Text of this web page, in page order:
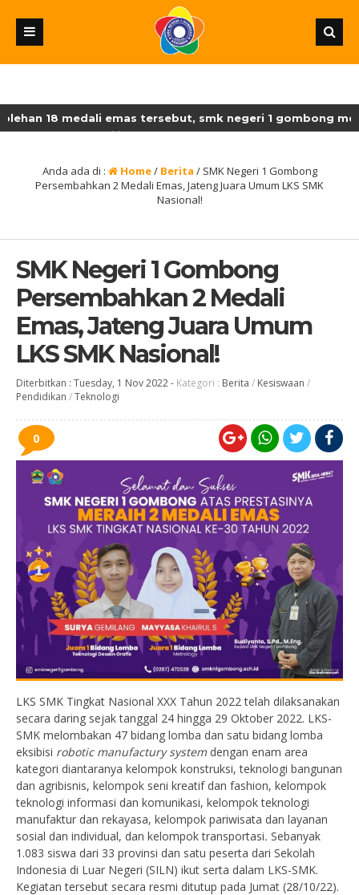
medali emas tersebut, smk negeri 1 gombong
sebagai juara umum lksn-smk dengan perolehan 18
Anda ada di : Home/ Berita / SMK Negeri 1 Gombong
Persembahkan 2 Medali Emas, Jateng Juara Umum LKS SMK
Nasional!
SMK Negeri 1 Gombong
Persembahkan 2 Medali
Emas, Jateng Juara Umum
LKS SMK Nasional!
Diterbitkan : Tuesday, 1 Nov 2022- Kategori : Berita / Kesiswaan /
Pendidikan /Teknologi
0
LKS SMK Tingkat Nasional XXX Tahun 2022 telah dilaksanakan
secara daring sejak tanggal 24 hingga 29 Oktober 2022. LKS-
SMK melombakan 47 bidang lomba dan satu bidang lomba
eksibisi robotic manufactury system dengan enam area
kategori diantaranya kelompok konstruksi, teknologi bangunan
dan agribisnis, kelompok seni kreatif dan fashion, kelompok
teknologi informasi dan komunikasi, kelompok teknologi
manufaktur dan rekayasa, kelompok pariwisata dan layanan
sosial dan individual, dan kelompok transportasi. Sebanyak
1.083 siswa dari 33 provinsi dan satu peserta dari Sekolah
Indonesia di Luar Negeri (SILN) ikut serta dalam LKS-SMK.
Kegiatan tersebut secara resmi ditutup pada Jumat (28/10/22).